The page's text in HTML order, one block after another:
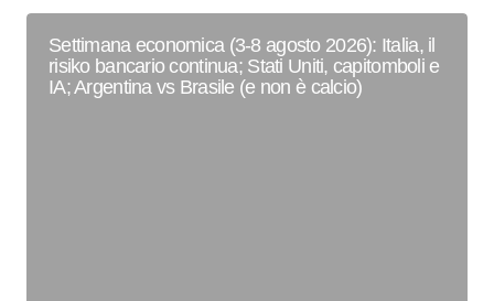
Settimana economica (3-8 agosto 2026): Italia, il
risiko bancario continua; Stati Uniti, capitomboli e
IA; Argentina vs Brasile (e non è calcio)